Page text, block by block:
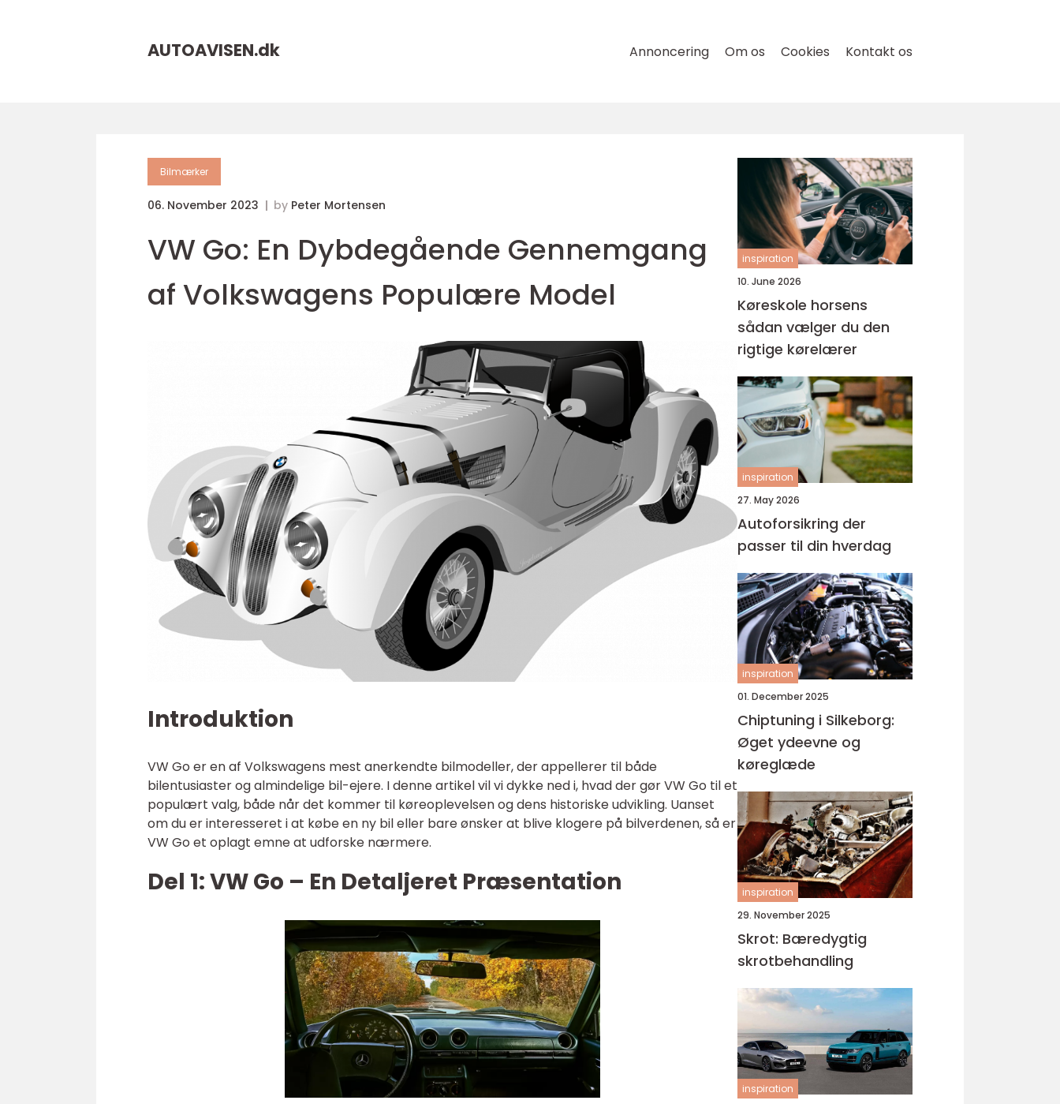
AUTOAVISEN.dk Annoncering Om os Cookies Kontakt os
Bilmærker
06. November 2023 by Peter Mortensen
VW Go: En Dybdegående Gennemgang
af Volkswagens Populære Model
Introduktion
VW Go er en af Volkswagens mest anerkendte bilmodeller, der appellerer til både
bilentusiaster og almindelige bil-ejere. I denne artikel vil vi dykke ned i, hvad der gør VW Go til et
populært valg, både når det kommer til køreoplevelsen og dens historiske udvikling. Uanset
om du er interesseret i at købe en ny bil eller bare ønsker at blive klogere på bilverdenen, så er
VW Go et oplagt emne at udforske nærmere.
Del 1: VW Go – En Detaljeret Præsentation
inspiration
10. June 2026
Køreskole horsens
sådan vælger du den
rigtige kørelærer
inspiration
27. May 2026
Autoforsikring der
passer til din hverdag
inspiration
01. December 2025
Chiptuning i Silkeborg:
Øget ydeevne og
køreglæde
inspiration
29. November 2025
Skrot: Bæredygtig
skrotbehandling
inspiration